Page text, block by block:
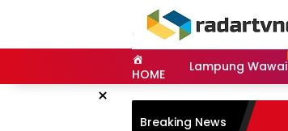
HOME Lampung Wawai
×
Breaking News